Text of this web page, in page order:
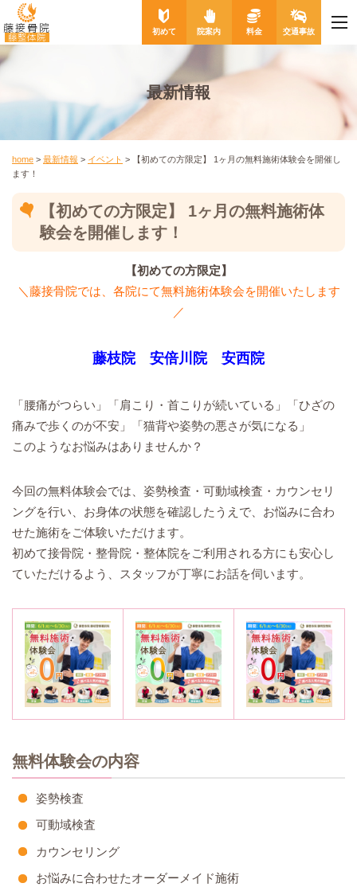
藤接骨院
藤整体院 初めて 院案内 料金 交通事故
最新情報
home > 最新情報 > イベント >
【初めての方限定】 1ヶ月の無料施術体験会を開催し
ます！
【初めての方限定】 1ヶ月の無料施術体
験会を開催します！
【初めての方限定】
＼藤接骨院では、各院にて無料施術体験会を開催いたします
／
藤枝院 安倍川院 安西院
「腰痛がつらい」「肩こり・首こりが続いている」「ひざの
痛みで歩くのが不安」「猫背や姿勢の悪さが気になる」
このようなお悩みはありませんか？
今回の無料体験会では、姿勢検査・可動域検査・カウンセリ
ングを行い、お身体の状態を確認したうえで、お悩みに合わ
せた施術をご体験いただけます。
初めて接骨院・整骨院・整体院をご利用される方にも安心し
ていただけるよう、スタッフが丁寧にお話を伺います。
無料体験会の内容
姿勢検査
可動域検査
カウンセリング
お悩みに合わせたオーダーメイド施術